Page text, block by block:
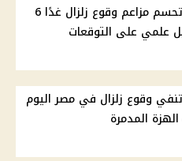
البحوث الفلكية تحسم مزاعم وقوع زلزال غدًا 6
علمي على التوقعات
وقوع زلزال في مصر اليوم
المدمرة